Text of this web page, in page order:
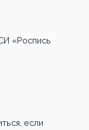
«Роспись
если